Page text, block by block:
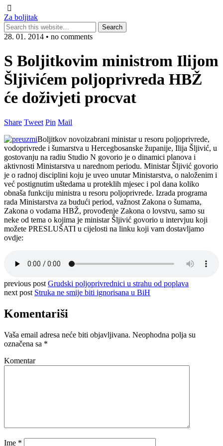
Za boljitak
28. 01. 2014 • no comments
S Boljitkovim ministrom Ilijom
Šljivićem poljoprivreda HBŽ
će doživjeti procvat
Share Tweet Pin Mail
Boljitkov novoizabrani ministar u resoru poljoprivrede,
vodoprivrede i šumarstva u Hercegbosanske županije, Ilija Šljivić, u
gostovanju na radiu Studio N govorio je o dinamici planova i
aktivnosti Ministarstva u narednom periodu. Ministar Šljivić govorio
je o radnoj disciplini koju je uveo unutar Ministarstva, o naloženim i
već postignutim uštedama u proteklih mjesec i pol dana koliko
obnaša funkciju ministra u resoru poljoprivrede. Izrada programa
rada Ministarstva za budući period, važnost Zakona o šumama,
Zakona o vodama HBŽ, provođenje Zakona o lovstvu, samo su
neke od tema o kojima je ministar Šljivić govorio u intervjuu koji
možete PRESLUŠATI u cijelosti na linku koji vam dostavljamo
ovdje:
previous post Grudski poljoprivrednici u strahu od poplava
next post Struka ne smije biti ignorisana u BiH
Komentariši
Vaša email adresa neće biti objavljivana. Neophodna polja su
označena sa *
Komentar
Ime *